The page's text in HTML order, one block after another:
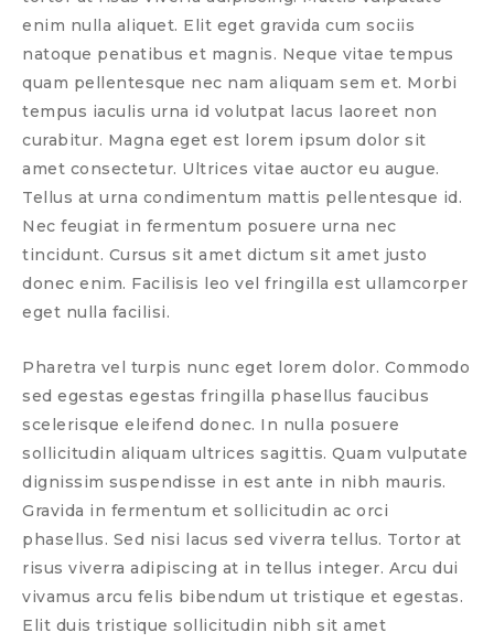
enim nulla aliquet. Elit eget gravida cum sociis
natoque penatibus et magnis. Neque vitae tempus
quam pellentesque nec nam aliquam sem et. Morbi
tempus iaculis urna id volutpat lacus laoreet non
curabitur. Magna eget est lorem ipsum dolor sit
amet consectetur. Ultrices vitae auctor eu augue.
Tellus at urna condimentum mattis pellentesque id.
Nec feugiat in fermentum posuere urna nec
tincidunt. Cursus sit amet dictum sit amet justo
donec enim. Facilisis leo vel fringilla est ullamcorper
eget nulla facilisi.
Pharetra vel turpis nunc eget lorem dolor. Commodo
sed egestas egestas fringilla phasellus faucibus
scelerisque eleifend donec. In nulla posuere
sollicitudin aliquam ultrices sagittis. Quam vulputate
dignissim suspendisse in est ante in nibh mauris.
Gravida in fermentum et sollicitudin ac orci
phasellus. Sed nisi lacus sed viverra tellus. Tortor at
risus viverra adipiscing at in tellus integer. Arcu dui
vivamus arcu felis bibendum ut tristique et egestas.
Elit duis tristique sollicitudin nibh sit amet